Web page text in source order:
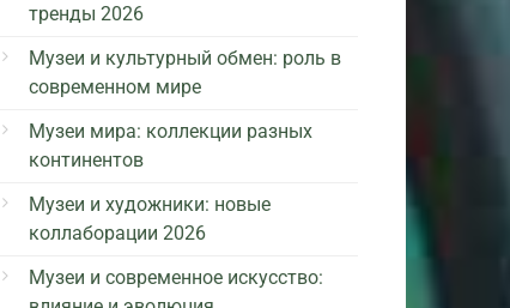
тренды 2026
Музеи и культурный обмен: роль в
современном мире
Музеи мира: коллекции разных
континентов
Музеи и художники: новые
коллаборации 2026
Музеи и современное искусство: